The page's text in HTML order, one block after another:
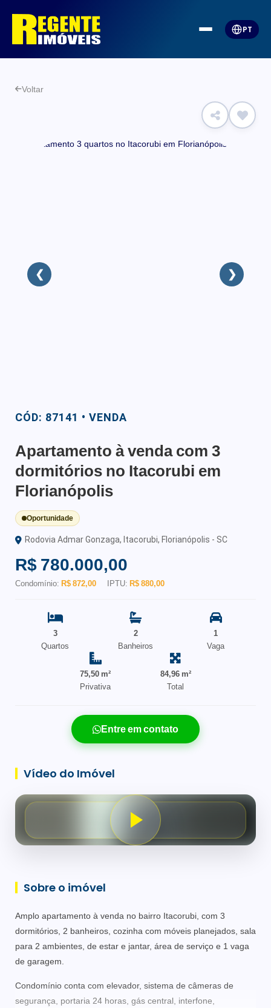
PT
Voltar
❮ ❯
CÓD: 87141 • VENDA
Apartamento à venda com 3
dormitórios no Itacorubi em
Florianópolis
Oportunidade
Rodovia Admar Gonzaga, Itacorubi, Florianópolis - SC
R$ 780.000,00
Condomínio: R$ 872,00 IPTU: R$ 880,00
3
Quartos
2
Banheiros
1
Vaga
75,50 m²
Privativa
84,96 m²
Total
Entre em contato
Vídeo do Imóvel
Sobre o imóvel
Amplo apartamento à venda no bairro Itacorubi, com 3
dormitórios, 2 banheiros, cozinha com móveis planejados, sala
para 2 ambientes, de estar e jantar, área de serviço e 1 vaga
de garagem.
Condomínio conta com elevador, sistema de câmeras de
segurança, portaria 24 horas, gás central, interfone,